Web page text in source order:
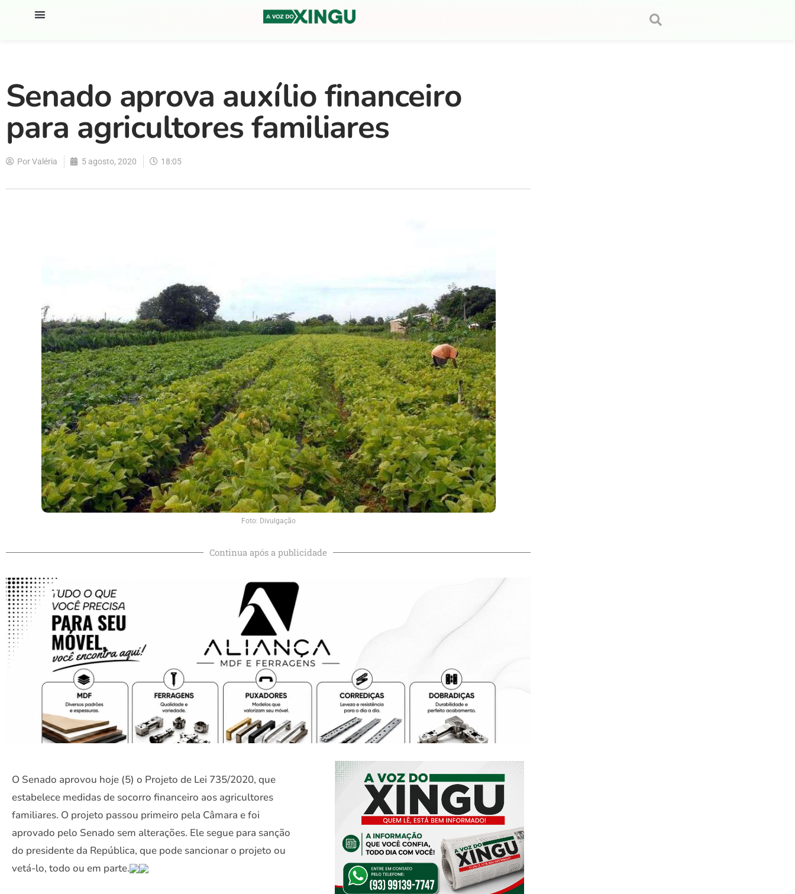
Senado aprova auxílio financeiro
para agricultores familiares
PorValéria 5 agosto, 2020 18:05
Foto: Divulgação
Continua após a publicidade
O Senado aprovou hoje (5) o Projeto de Lei 735/2020, que
estabelece medidas de socorro financeiro aos agricultores
familiares. O projeto passou primeiro pela Câmara e foi
aprovado pelo Senado sem alterações. Ele segue para sanção
do presidente da República, que pode sancionar o projeto ou
vetá-lo, todo ou em parte.